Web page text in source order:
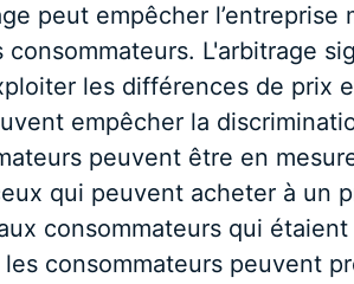
peut empêcher l’entreprise
L'arbitrage
les différences de prix
empêcher la
peuvent être en
qui peuvent acheter à un
consommateurs qui
consommateurs peuvent